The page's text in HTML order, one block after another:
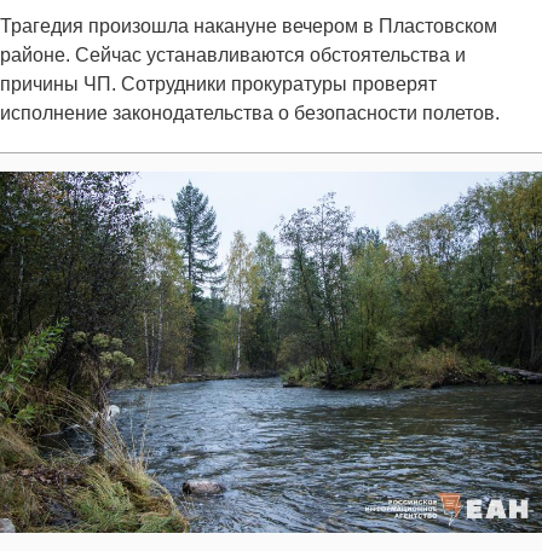
Трагедия произошла накануне вечером в Пластовском
районе. Сейчас устанавливаются обстоятельства и
причины ЧП. Сотрудники прокуратуры проверят
исполнение законодательства о безопасности полетов.